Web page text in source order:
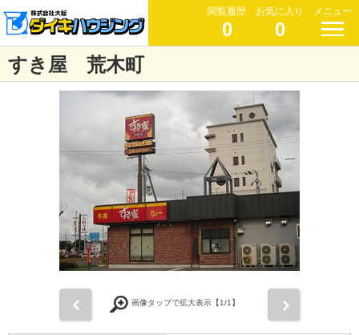
閲覧履歴
0
お気に入り
0
メニュー
すき屋 荒木町
画像タップで拡大表示【1/1】